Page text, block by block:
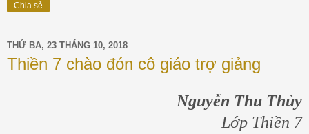
Chia sẻ
THỨ BA, 23 THÁNG 10, 2018
Thiền 7 chào đón cô giáo trợ giảng
Nguyễn Thu Thủy
Lớp Thiền 7